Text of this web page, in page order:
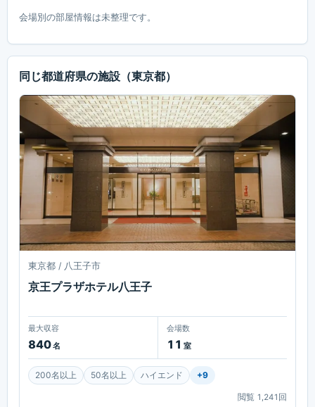
会場別の部屋情報は未整理です。
同じ都道府県の施設 （東京都）
東京都 / 八王子市
京王プラザホテル八王子
最大収容
840名
会場数
11 室
200名以上 50名以上 ハイエンド +9
閲覧 1,241 回